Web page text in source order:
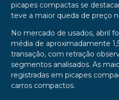
picapes compactas se
teve a maior queda de preço
No mercado de usados, abril
média de aproximadamente
transação, com retração
segmentos analisados. As
registradas em picapes
carros compactos.